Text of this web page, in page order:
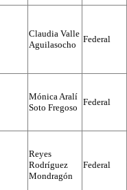
Claudia Valle
Aguilasocho
Federal
Mónica Aralí
Soto Fregoso
Federal
Reyes
Rodríguez
Mondragón
Federal